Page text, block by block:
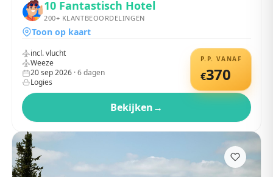
10 Fantastisch Hotel
200+ KLANTBEOORDELINGEN
Toon op kaart
P.P. VANAF
€370
incl. vlucht
Weeze
20 sep 2026 ·6dagen
Logies
Bekijken→